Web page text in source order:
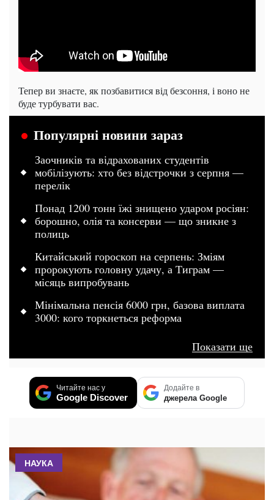
Тепер ви знаєте, як позбавитися від безсоння, і воно не
буде турбувати вас.
Популярні новини зараз
Заочників та відрахованих студентів
мобілізують: хто без відстрочки з серпня —
перелік
Понад 1200 тонн їжі знищено ударом росіян:
борошно, олія та консерви — що зникне з
полиць
Китайський гороскоп на серпень: Зміям
пророкують головну удачу, а Тиграм —
місяць випробувань
Мінімальна пенсія 6000 грн, базова виплата
3000: кого торкнеться реформа
Показати ще
Читайте нас у
Google Discover
Додайте в
джерела Google
НАУКА